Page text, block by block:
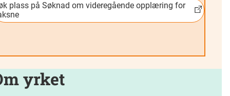
plass på Søknad om videregående opplæring for
yrket